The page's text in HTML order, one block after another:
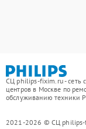
СЦ philips-fixim.ru - сеть
центров в Москве по
обслуживанию техники
2021-2026 © СЦ